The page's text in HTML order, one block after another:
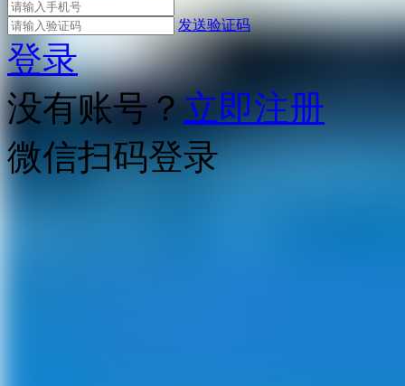
发送验证码
登录
没有账号？立即注册
微信扫码登录